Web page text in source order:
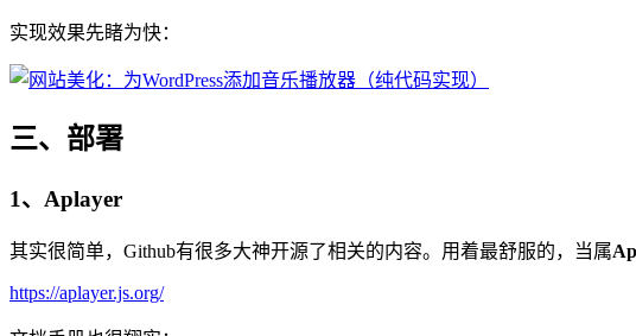
实现效果先睹为快：
三、部署
1、Aplayer
其实很简单，Github有很多大神开源了相关的内容。用着最舒服的，当属
https://aplayer.js.org/